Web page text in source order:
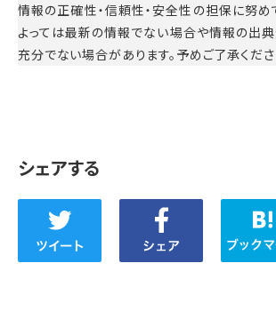
情報の正確性・信頼性・安全性の担保に努め
よっては最新の情報でない場合や情報の出
充分でない場合があります。予めご了承くださ
シェアする